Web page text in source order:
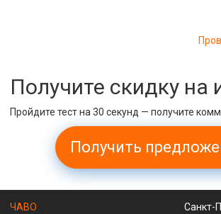
Получите скидку на
Пройдите тест на 30 секунд — получите
Получить
ЧАВО
Санкт-